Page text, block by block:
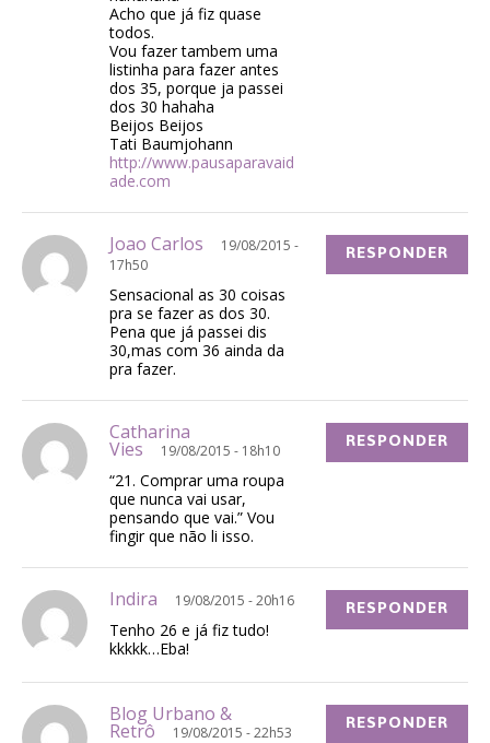
Acho que já fiz quase
todos.
Vou fazer tambem uma
listinha para fazer antes
dos 35, porque ja passei
dos 30 hahaha
Beijos Beijos
Tati Baumjohann
http://www.pausaparavaid
ade.com
Joao Carlos
19/08/2015 -
17h50
Sensacional as 30 coisas
pra se fazer as dos 30.
Pena que já passei dis
30,mas com 36 ainda da
pra fazer.
RESPONDER
Catharina
Vies 19/08/2015 - 18h10
“21. Comprar uma roupa
que nunca vai usar,
pensando que vai.” Vou
fingir que não li isso.
RESPONDER
Indira 19/08/2015 - 20h16
Tenho 26 e já fiz tudo!
kkkkk…Eba!
RESPONDER
Blog Urbano &
Retrô 19/08/2015 - 22h53 RESPONDER